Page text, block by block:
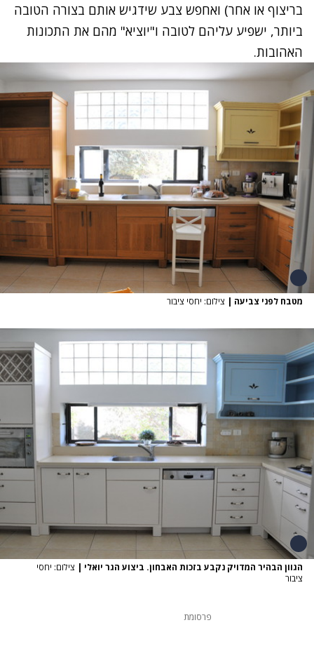
בריצוף או אחר) ואחפש צבע שידגיש אותם בצורה הטובה
ביותר, ישפיע עליהם לטובה ו"יוציא" מהם את התכונות
האהובות.
מטבח לפני צביעה | צילום: יחסי ציבור
הגוון הבהיר המדויק נקבע בזכות האבחון. ביצוע הגר יואלי | צילום: יחסי
ציבור
פרסומת